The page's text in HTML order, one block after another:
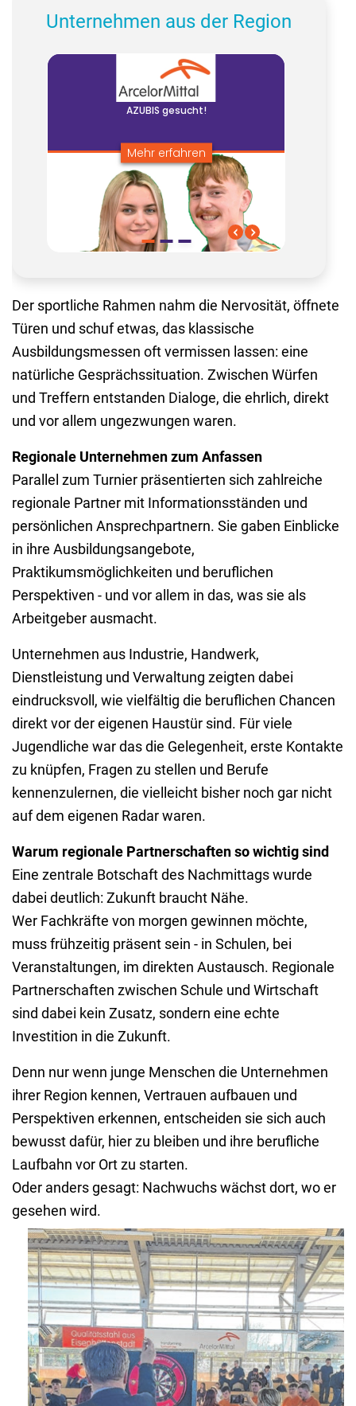
Unternehmen aus der Region
Der sportliche Rahmen nahm die Nervosität, öffnete
Türen und schuf etwas, das klassische
Ausbildungsmessen oft vermissen lassen: eine
natürliche Gesprächssituation. Zwischen Würfen
und Treffern entstanden Dialoge, die ehrlich, direkt
und vor allem ungezwungen waren.
Regionale Unternehmen zum Anfassen
Parallel zum Turnier präsentierten sich zahlreiche
regionale Partner mit Informationsständen und
persönlichen Ansprechpartnern. Sie gaben Einblicke
in ihre Ausbildungsangebote,
Praktikumsmöglichkeiten und beruflichen
Perspektiven - und vor allem in das, was sie als
Arbeitgeber ausmacht.
Unternehmen aus Industrie, Handwerk,
Dienstleistung und Verwaltung zeigten dabei
eindrucksvoll, wie vielfältig die beruflichen Chancen
direkt vor der eigenen Haustür sind. Für viele
Jugendliche war das die Gelegenheit, erste Kontakte
zu knüpfen, Fragen zu stellen und Berufe
kennenzulernen, die vielleicht bisher noch gar nicht
auf dem eigenen Radar waren.
Warum regionale Partnerschaften so wichtig sind
Eine zentrale Botschaft des Nachmittags wurde
dabei deutlich: Zukunft braucht Nähe.
Wer Fachkräfte von morgen gewinnen möchte,
muss frühzeitig präsent sein - in Schulen, bei
Veranstaltungen, im direkten Austausch. Regionale
Partnerschaften zwischen Schule und Wirtschaft
sind dabei kein Zusatz, sondern eine echte
Investition in die Zukunft.
Denn nur wenn junge Menschen die Unternehmen
ihrer Region kennen, Vertrauen aufbauen und
Perspektiven erkennen, entscheiden sie sich auch
bewusst dafür, hier zu bleiben und ihre berufliche
Laufbahn vor Ort zu starten.
Oder anders gesagt: Nachwuchs wächst dort, wo er
gesehen wird.